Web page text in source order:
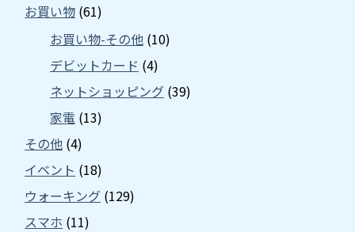
お買い物 (61)
お買い物-その他 (10)
デビットカード (4)
ネットショッピング (39)
家電 (13)
その他 (4)
イベント (18)
ウォーキング (129)
スマホ (11)